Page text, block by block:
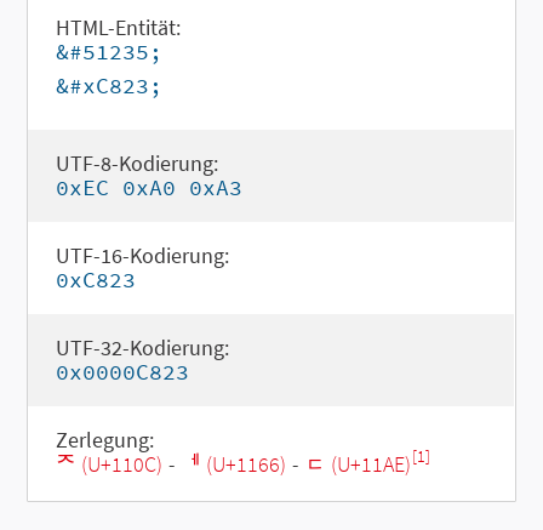
HTML-Entität:
&#51235;
&#xC823;
UTF-8-Kodierung:
0xEC 0xA0 0xA3
UTF-16-Kodierung:
0xC823
UTF-32-Kodierung:
0x0000C823
Zerlegung:
ᄌ (U+110C) - ᅦ (U+1166) - ᆮ (U+11AE)[1]